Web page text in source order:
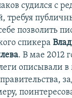
судился с
требуя
позволить
спикера
. В мае 2012
описывали